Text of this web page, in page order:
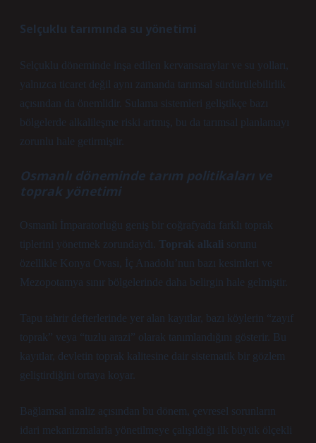
Selçuklu tarımında su yönetimi
Selçuklu döneminde inşa edilen kervansaraylar ve su yolları,
yalnızca ticaret değil aynı zamanda tarımsal sürdürülebilirlik
açısından da önemlidir. Sulama sistemleri geliştikçe bazı
bölgelerde alkalileşme riski artmış, bu da tarımsal planlamayı
zorunlu hale getirmiştir.
Osmanlı döneminde tarım politikaları ve
toprak yönetimi
Osmanlı İmparatorluğu geniş bir coğrafyada farklı toprak
tiplerini yönetmek zorundaydı. Toprak alkali sorunu
özellikle Konya Ovası, İç Anadolu’nun bazı kesimleri ve
Mezopotamya sınır bölgelerinde daha belirgin hale gelmiştir.
Tapu tahrir defterlerinde yer alan kayıtlar, bazı köylerin “zayıf
toprak” veya “tuzlu arazi” olarak tanımlandığını gösterir. Bu
kayıtlar, devletin toprak kalitesine dair sistematik bir gözlem
geliştirdiğini ortaya koyar.
Bağlamsal analiz açısından bu dönem, çevresel sorunların
idari mekanizmalarla yönetilmeye çalışıldığı ilk büyük ölçekli